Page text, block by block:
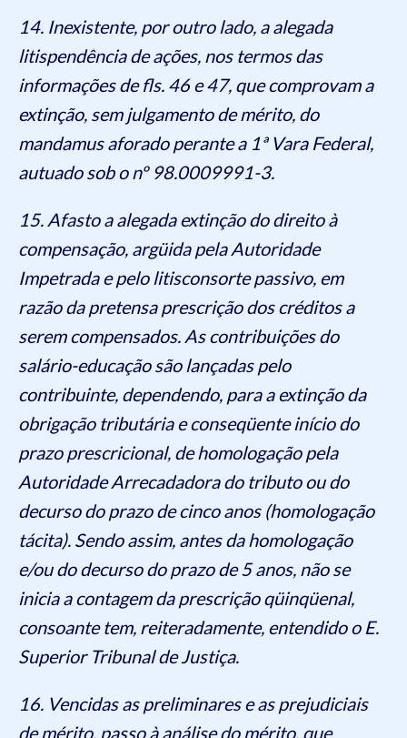
14. Inexistente, por outro lado, a alegada
litispendência de ações, nos termos das
informações de fls. 46 e 47, que comprovam a
extinção, sem julgamento de mérito, do
mandamus aforado perante a 1ª Vara Federal,
autuado sob o nº 98.0009991-3.
15. Afasto a alegada extinção do direito à
compensação, argüida pela Autoridade
Impetrada e pelo litisconsorte passivo, em
razão da pretensa prescrição dos créditos a
serem compensados. As contribuições do
salário-educação são lançadas pelo
contribuinte, dependendo, para a extinção da
obrigação tributária e conseqüente início do
prazo prescricional, de homologação pela
Autoridade Arrecadadora do tributo ou do
decurso do prazo de cinco anos (homologação
tácita). Sendo assim, antes da homologação
e/ou do decurso do prazo de 5 anos, não se
inicia a contagem da prescrição qüinqüenal,
consoante tem, reiteradamente, entendido o E.
Superior Tribunal de Justiça.
16. Vencidas as preliminares e as prejudiciais
de mérito, passo à análise do mérito, que